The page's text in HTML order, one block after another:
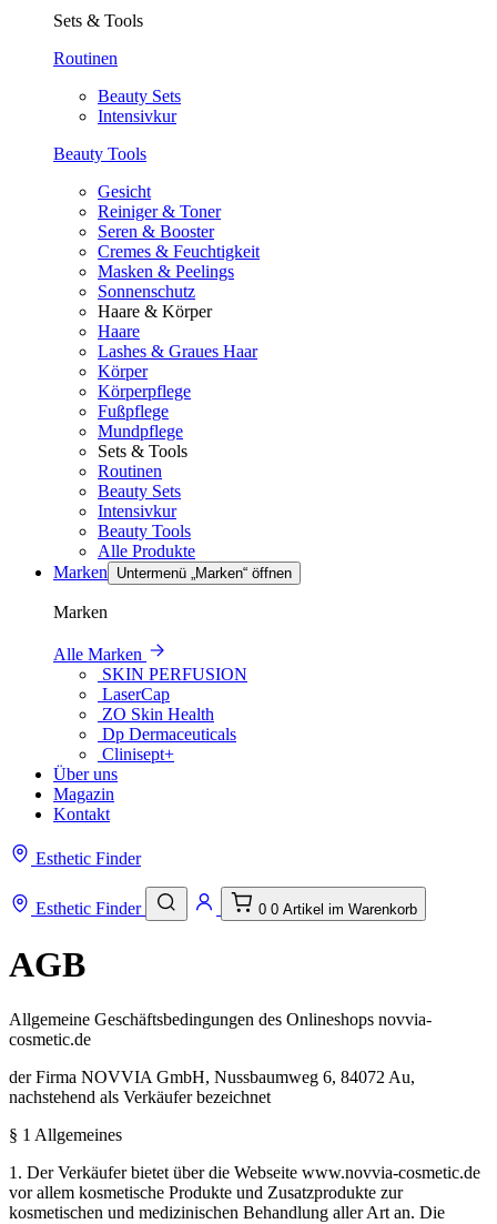
Sets & Tools
Routinen
Beauty Sets
Intensivkur
Beauty Tools
Gesicht
Reiniger & Toner
Seren & Booster
Cremes & Feuchtigkeit
Masken & Peelings
Sonnenschutz
Haare & Körper
Haare
Lashes & Graues Haar
Körper
Körperpflege
Fußpflege
Mundpflege
Sets & Tools
Routinen
Beauty Sets
Intensivkur
Beauty Tools
Alle Produkte
Marken
Untermenü „Marken“ öffnen
Marken
Alle Marken
SKIN PERFUSION
LaserCap
ZO Skin Health
Dp Dermaceuticals
Clinisept+
Über uns
Magazin
Kontakt
Esthetic Finder
Esthetic Finder 0 0 Artikel im Warenkorb
AGB
Allgemeine Geschäftsbedingungen des Onlineshops novvia-
cosmetic.de
der Firma NOVVIA GmbH, Nussbaumweg 6, 84072 Au,
nachstehend als Verkäufer bezeichnet
§ 1 Allgemeines
1. Der Verkäufer bietet über die Webseite www.novvia-cosmetic.de
vor allem kosmetische Produkte und Zusatzprodukte zur
kosmetischen und medizinischen Behandlung aller Art an. Die